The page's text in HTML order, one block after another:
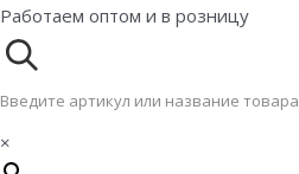
Перейти
к
содержимому
Работаем оптом и в розницу
Введите артикул или название товара
×